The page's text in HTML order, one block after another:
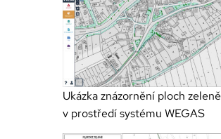
Ukázka znázornění ploch zeleně
v prostředí systému WEGAS